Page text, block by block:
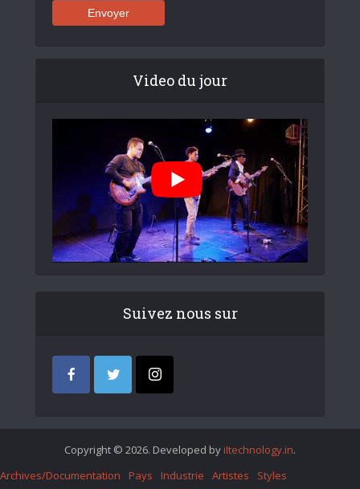
Video du jour
Suivez nous sur
Copyright © 2026. Developed by iItechnology.in.
Archives/Documentation
Pays Industrie Artistes
Styles